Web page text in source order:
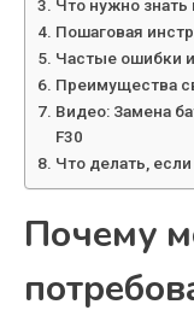
Что нужно
Пошаговая
Частые ошибки
Преимущества
Видео: Замена
F30
Что делать,
Почему